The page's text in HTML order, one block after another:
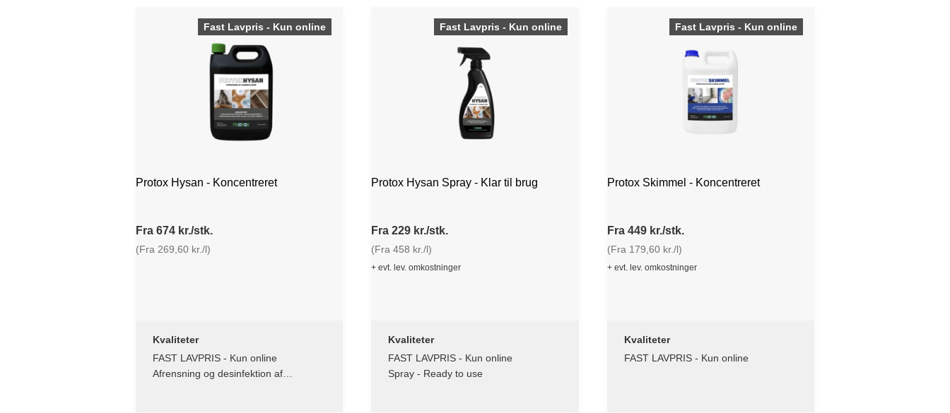
Fast Lavpris - Kun online
Protox Hysan - Koncentreret
Fra 674 kr./stk.
(Fra 269,60 kr./l)
Kvaliteter
FAST LAVPRIS - Kun online
Afrensning og desinfektion af
Fast Lavpris - Kun online
Protox Hysan Spray - Klar til brug
Fra 229 kr./stk.
(Fra 458 kr./l)
+ evt. lev. omkostninger
Kvaliteter
FAST LAVPRIS - Kun online
Spray - Ready to use
Fast Lavpris - Kun online
Protox Skimmel - Koncentreret
Fra 449 kr./stk.
(Fra 179,60 kr./l)
+ evt. lev. omkostninger
Kvaliteter
FAST LAVPRIS - Kun online